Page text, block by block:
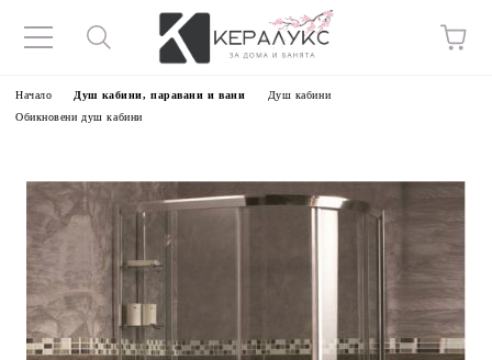
Начало Душ кабини, паравани и вани
Душ кабини
Обикновени душ кабини